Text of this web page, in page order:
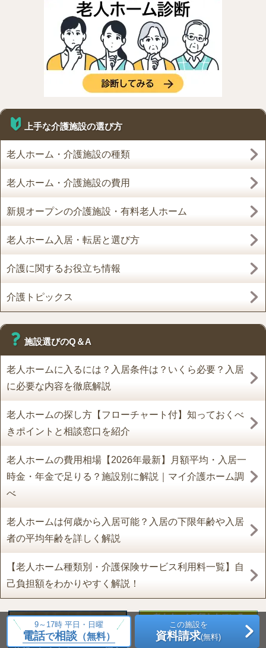
上手な介護施設の選び方
老人ホーム・介護施設の種類
老人ホーム・介護施設の費用
新規オープンの介護施設・有料老人ホーム
老人ホーム入居・転居と選び方
介護に関するお役立ち情報
介護トピックス
施設選びのQ＆A
老人ホームに入るには？入居条件は？いくら必要？入居
に必要な内容を徹底解説
老人ホームの探し方【フローチャート付】知っておくべ
きポイントと相談窓口を紹介
老人ホームの費用相場【2026年最新】月額平均・入居一
時金・年金で足りる？施設別に解説｜マイ介護ホーム調
べ
老人ホームは何歳から入居可能？入居の下限年齢や入居
者の平均年齢を詳しく解説
【老人ホーム種類別・介護保険サービス利用料一覧】自
己負担額をわかりやすく解説！
9～17時 平日・日曜
電話で相談（無料）
この施設を
資料請求(無料)